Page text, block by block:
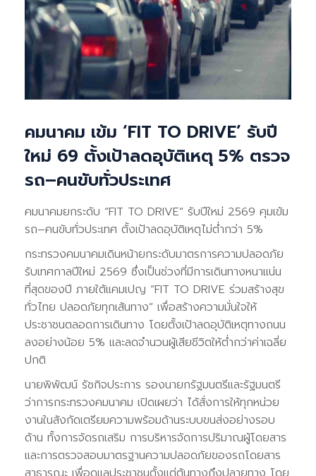
คมนาคม เข้ม ‘FIT TO DRIVE’ รับปี
ใหม่ 69 ตั้งเป้าลดอุบัติเหตุ 5% ตรวจ
รถ–คนขับทั่วประเทศ
คมนาคมยกระดับ “FIT TO DRIVE” รับปีใหม่ 2569 คุมเข้ม
รถ–คนขับทั่วประเทศ ตั้งเป้าลดอุบัติเหตุไม่ต่ำกว่า 5%
กระทรวงคมนาคมเดินหน้ายกระดับมาตรการความปลอดภัย
รับเทศกาลปีใหม่ 2569 ซึ่งเป็นช่วงที่มีการเดินทางหนาแน่น
ที่สุดของปี ภายใต้แคมเปญ “FIT TO DRIVE ร่วมสร้างสุข
ทั่วไทย ปลอดภัยทุกเส้นทาง” เพื่อสร้างความมั่นใจให้
ประชาชนตลอดการเดินทาง โดยตั้งเป้าลดอุบัติเหตุทางถนน
ลงอย่างน้อย 5% และลดจำนวนผู้เสียชีวิตให้ต่ำกว่าค่าเฉลี่ย
ปกติ
นายพิพัฒน์ รัชกิจประการ รองนายกรัฐมนตรีและรัฐมนตรี
ว่าการกระทรวงคมนาคม เปิดเผยว่า ได้สั่งการให้ทุกหน่วย
งานในสังกัดเตรียมความพร้อมด้านระบบขนส่งอย่างรอบ
ด้าน ทั้งการจัดรถเสริม การบริหารจัดการปริมาณผู้โดยสาร
และการตรวจสอบมาตรฐานความปลอดภัยของรถโดยสาร